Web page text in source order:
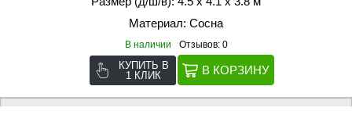
Материал: Сосна
В наличии Отзывов: 0
КУПИТЬ В
1 КЛИК